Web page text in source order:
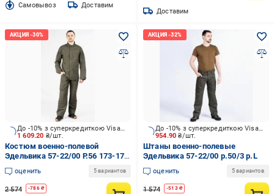
Cамовывоз Доставим
Доставим
1 609.20 ₴/шт.
До -10% з суперкредиткою Visa Вигода
Костюм военно-полевой
Эдельвика 57-22/00 Р.56 173-179
см р.XL
оценить 5 вариантов
2 574 -786₴
954.90₴/шт.
До -10% з суперкредиткою Visa Вигода
Штаны военно-полевые
Эдельвика 57-22/00 р.50/3 р.L
оценить 5 вариантов
1 574 -513₴